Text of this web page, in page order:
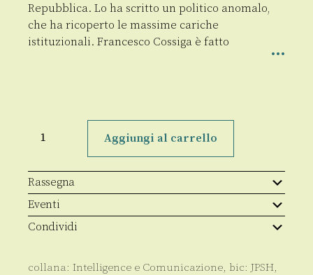
Repubblica. Lo ha scritto un politico anomalo,
che ha ricoperto le massime cariche
istituzionali. Francesco Cossiga è fatto
quantità
Aggiungi al carrello
Rassegna
Eventi
Condividi
collana: Intelligence e Comunicazione, bic: JPSH,